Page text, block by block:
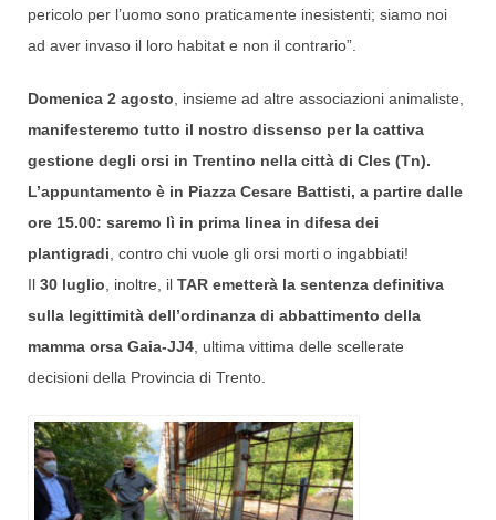
pericolo per l’uomo sono praticamente inesistenti; siamo noi
ad aver invaso il loro habitat e non il contrario”.
Domenica 2 agosto , insieme ad altre associazioni animaliste,
manifesteremo tutto il nostro dissenso per la cattiva
gestione degli orsi in Trentino nella città di Cles (Tn).
L’appuntamento è in Piazza Cesare Battisti, a partire dalle
ore 15.00: saremo lì in prima linea in difesa dei
plantigradi , contro chi vuole gli orsi morti o ingabbiati!
Il 30 luglio , inoltre, il TAR emetterà la sentenza definitiva
sulla legittimità dell’ordinanza di abbattimento della
mamma orsa Gaia-JJ4 , ultima vittima delle scellerate
decisioni della Provincia di Trento.